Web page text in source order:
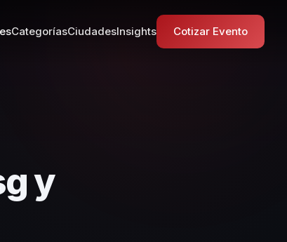
CategoríasCiudadesInsights Cotizar Evento
y